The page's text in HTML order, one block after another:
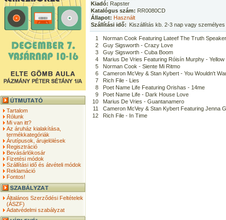
Tartalom
Rólunk
Mi van itt?
Az áruház kialakítása,
termékkategóriák
Árutípusok, árujelölések
Regisztráció
Bevásárlókosár
Fizetési módok
Szállítási idő és átvételi módok
Reklamáció
Fontos!
Általános Szerződési Feltételek
(ÁSZF)
Adatvédelmi szabályzat
Kiadó: Rapster
Katalógus szám: RR0080CD
Állapot: Használt
Szállítási idő: Kiszállítás kb. 2-3 nap vagy
1
Norman Cook Featuring Lateef The Truth
2
Guy Sigsworth - Crazy Love
3
Guy Sigsworth - Cuba Boom
4
Marius De Vries Featuring Róisín Murphy - Yellow
5
Norman Cook - Siente Mi Ritmo
6
Cameron McVey & Stan Kybert - You Wouldn't
7
Rich File - Lies
8
Poet Name Life Featuring Orishas - 14me
9
Poet Name Life - Dark House Love
10
Marius De Vries - Guantanamero
11
Cameron McVey & Stan Kybert Featuring Jenna
12
Rich File - In Time